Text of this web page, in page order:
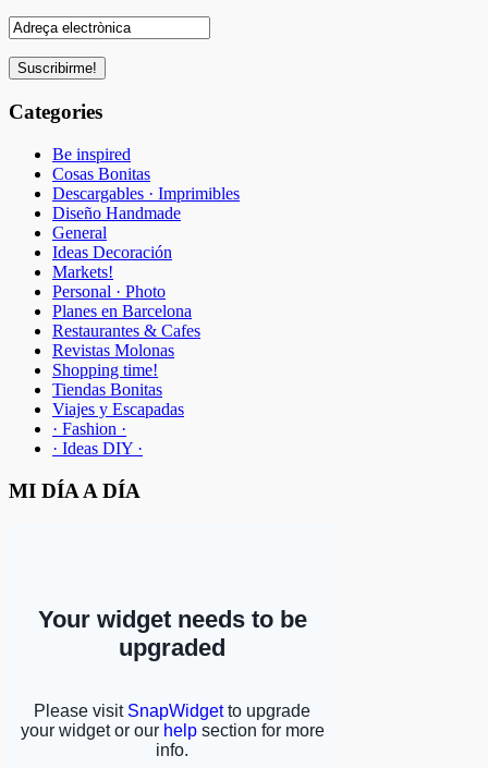
Categories
Be inspired
Cosas Bonitas
Descargables · Imprimibles
Diseño Handmade
General
Ideas Decoración
Markets!
Personal · Photo
Planes en Barcelona
Restaurantes & Cafes
Revistas Molonas
Shopping time!
Tiendas Bonitas
Viajes y Escapadas
· Fashion ·
· Ideas DIY ·
MI DÍA A DÍA